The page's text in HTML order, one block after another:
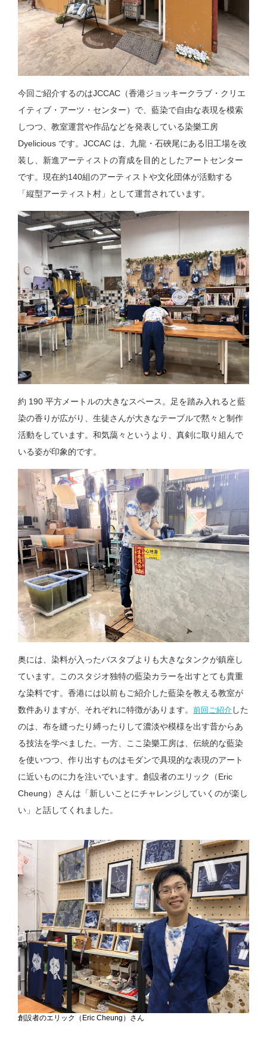
今回ご紹介するのはJCCAC（香港ジョッキークラブ・クリエ
イティブ・アーツ・センター） で、藍染で自由な表現を模索
しつつ、教室運営や作品などを発表している染樂工房
Dyelicious です。JCCAC は、九龍・石硤尾にある旧工場を改
装し、新進アーティストの育成を目的としたアートセンター
です。現在約140組のアーティストや文化団体が活動する
「縦型アーティスト村」として運営されています。
約 190 平方メートルの大きなスペース。足を踏み入れると藍
染の香りが広がり、生徒さんが大きなテーブルで黙々と制作
活動をしています。和気藹々というより、真剣に取り組んで
いる姿が印象的です。
奥には、染料が入ったバスタブよりも大きなタンクが鎮座し
ています。このスタジオ独特の藍染カラーを出すとても貴重
な染料です。香港には以前もご紹介した藍染を教える教室が
数件ありますが、それぞれに特徴があります。前回ご紹介 した
のは、布を縫ったり縛ったりして濃淡や模様を出す昔からあ
る技法を学べました。一方、ここ染樂工房は、伝統的な藍染
を使いつつ、作り出すものはモダンで具現的な表現のアート
に近いものに力を注いでいます。創設者のエリック（Eric
Cheung）さんは「新しいことにチャレンジしていくのが楽し
い」と話してくれました。
創設者のエリック（Eric Cheung）さん